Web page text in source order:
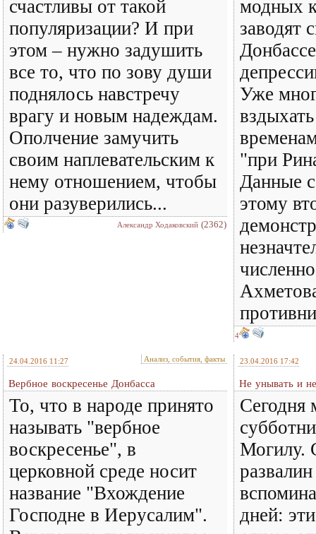
счастливы от такой
популяризации? И при
этом – нужно задушить
все то, что по зову души
поднялось навстречу
врагу и новым надеждам.
Ополчение замучить
своим наплевательским к
нему отношением, чтобы
они разуверились...
Александр Ходаковский (2362)
модных
заводят
Уже
"при
Данные
этому
4
24.04.2016 11:27 Анализ, события, факты
Вербное воскресенье Донбасса
То, что в народе принято
называть "вербное
воскресенье", в
церковной среде носит
название "Вхождение
Господне в Иерусалим".
23.04.2016 17:42
Не унывать и
Сегодня
Могилу.
дней: